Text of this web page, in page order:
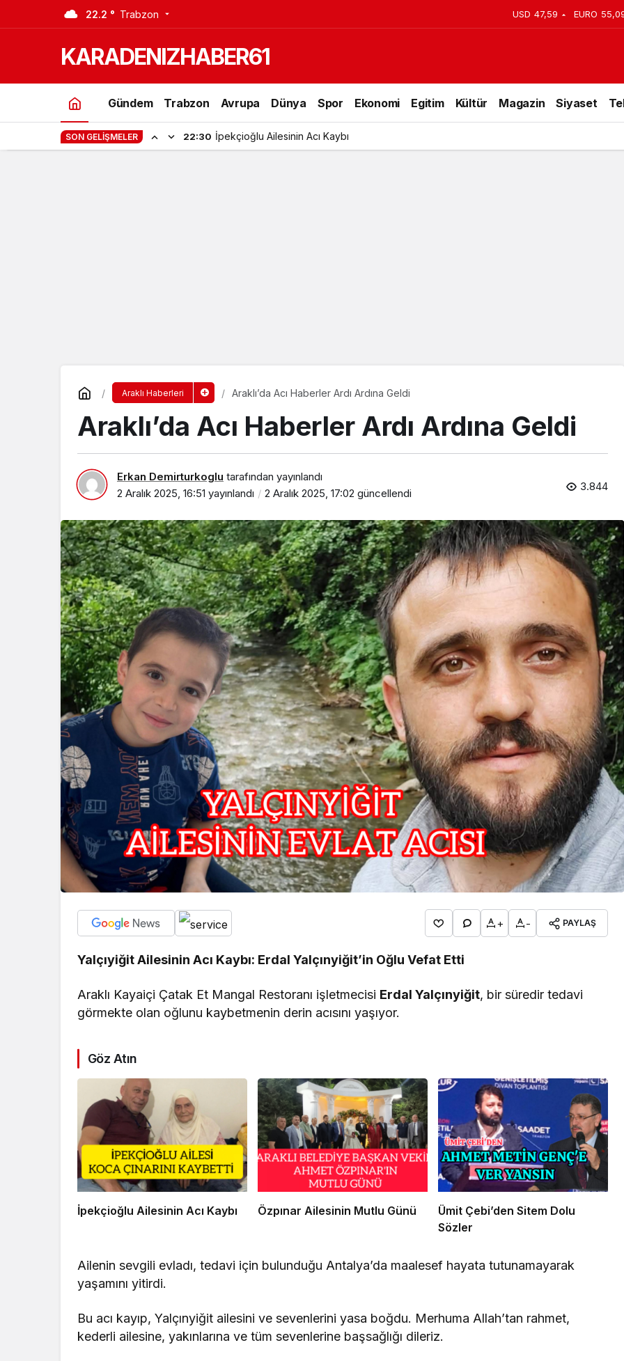
22.2 ° Trabzon USD 47,59 EURO
KARADENIZHABER61
Gündem Trabzon Avrupa Dünya Spor Ekonomi Egitim Kültür Magazin Siyaset
SON GELIŞMELER 22:30 İpekçioğlu Ailesinin Acı Kaybı
Araklı Haberleri Araklı’da Acı Haberler Ardı Ardına Geldi
Araklı’da Acı Haberler Ardı Ardına Geldi
Erkan Demirturkoglu tarafından yayınlandı
2 Aralık 2025, 16:51 yayınlandı 2 Aralık 2025, 17:02 güncellendi 3.844
+ - PAYLAŞ
Yalçıyiğit Ailesinin Acı Kaybı: Erdal Yalçınyiğit’in Oğlu Vefat Etti
​Araklı Kayaiçi Çatak Et Mangal Restoranı işletmecisi Erdal Yalçınyiğit, bir süredir tedavi
görmekte olan oğlunu kaybetmenin derin acısını yaşıyor.
Göz Atın
İpekçioğlu Ailesinin Acı Kaybı Özpınar Ailesinin Mutlu Günü
Ümit Çebi’den Sitem Dolu
Sözler
​Ailenin sevgili evladı, tedavi için bulunduğu Antalya’da maalesef hayata tutunamayarak
yaşamını yitirdi.
​Bu acı kayıp, Yalçınyiğit ailesini ve sevenlerini yasa boğdu. Merhuma Allah’tan rahmet,
kederli ailesine, yakınlarına ve tüm sevenlerine başsağlığı dileriz.
Araklı Haberleri
İpekçioğlu Ailesinin Acı
Kaybı
Araklı Pazarında sebze meyve fiyatlari